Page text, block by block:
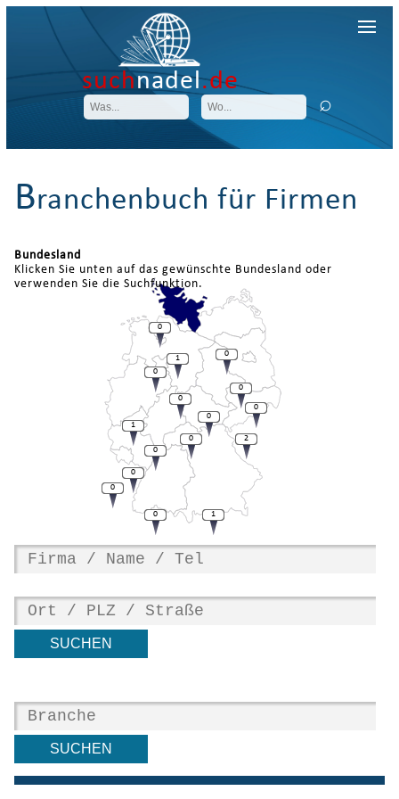
suchnadel.de
Branchenbuch für Firmen
Bundesland
Klicken Sie unten auf das gewünschte Bundesland oder
verwenden Sie die Suchfunktion.
2
0
1
0
0
0
1
0
0
0
0
0
0
0
0
1